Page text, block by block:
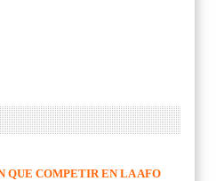
QUE COMPETIR EN LA AFO